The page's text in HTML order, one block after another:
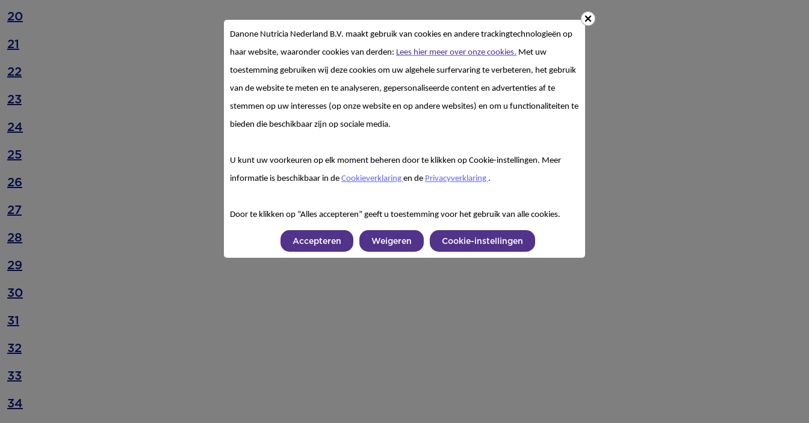
20
21
22
23
24
25
26
27
28
29
30
31
32
33
34
Danone Nutricia Nederland B.V. maakt gebruik van cookies en andere trackingtechnologieën op
haar website, waaronder cookies van derden: Lees hier meer over onze cookies. Met uw
toestemming gebruiken wij deze cookies om uw algehele surfervaring te verbeteren, het gebruik
van de website te meten en te analyseren, gepersonaliseerde content en advertenties af te
stemmen op uw interesses (op onze website en op andere websites) en om u functionaliteiten te
bieden die beschikbaar zijn op sociale media.
U kunt uw voorkeuren op elk moment beheren door te klikken op Cookie-instellingen. Meer
informatie is beschikbaar in de Cookieverklaring en de Privacyverklaring .
Door te klikken op “Alles accepteren” geeft u toestemming voor het gebruik van alle cookies.
Accepteren Weigeren Cookie-instellingen